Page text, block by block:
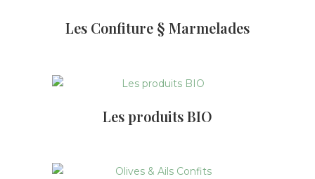
Les Confiture § Marmelades
Les produits BIO